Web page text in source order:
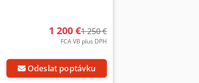
Požádat o více
1 200 €1 250 €
FCA VB plus DPH
Odeslat poptávku